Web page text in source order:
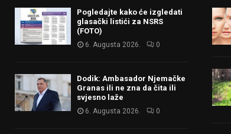
Pogledajte kako će izgledati
glasački listići za NSRS
(FOTO)
6. Augusta 2026. 0
Dodik: Ambasador Njemačke
Granas ili ne zna da čita ili
svjesno laže
6. Augusta 2026. 0